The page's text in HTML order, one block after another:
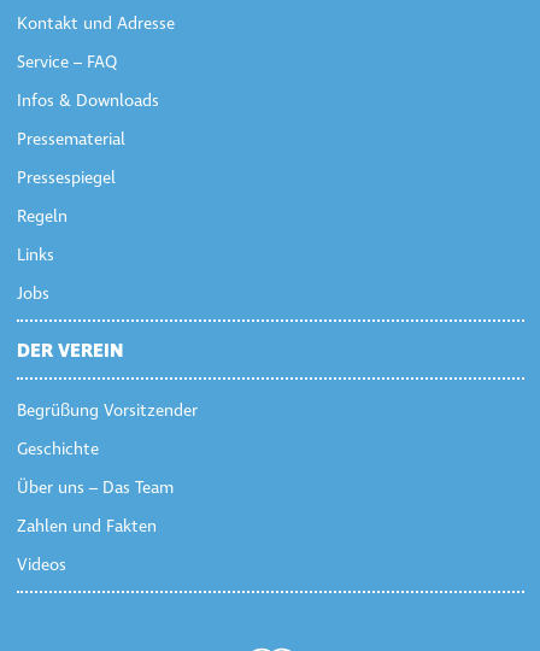
Kontakt und Adresse
Service – FAQ
Infos & Downloads
Pressematerial
Pressespiegel
Regeln
Links
Jobs
DER VEREIN
Begrüßung Vorsitzender
Geschichte
Über uns – Das Team
Zahlen und Fakten
Videos